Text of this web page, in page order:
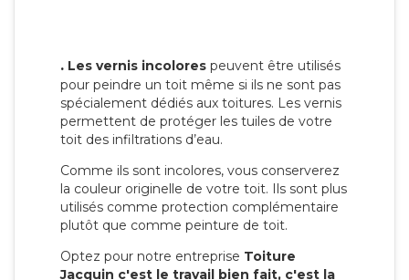
. Les vernis incolores peuvent être utilisés
pour peindre un toit même si ils ne sont pas
spécialement dédiés aux toitures. Les vernis
permettent de protéger les tuiles de votre
toit des infiltrations d’eau.
Comme ils sont incolores, vous conserverez
la couleur originelle de votre toit. Ils sont plus
utilisés comme protection complémentaire
plutôt que comme peinture de toit.
Optez pour notre entreprise Toiture
Jacquin c'est le travail bien fait, c'est la